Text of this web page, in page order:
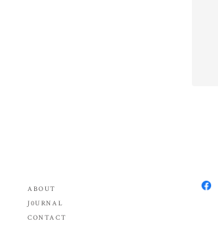
ABOUT
J0URNAL
CONTACT